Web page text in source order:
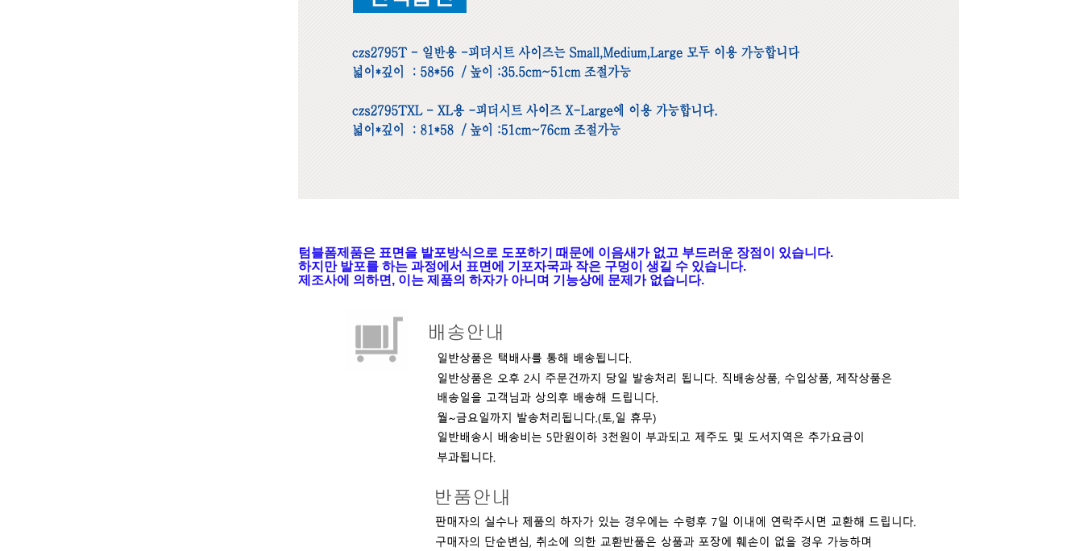
텀블폼제품은 표면을 발포방식으로 도포하기 때문에 이음새가 없고 부드러운 장점이 있습니다.
하지만 발포를 하는 과정에서 표면에 기포자국과 작은 구멍이 생길 수 있습니다.
제조사에 의하면, 이는 제품의 하자가 아니며 기능상에 문제가 없습니다.